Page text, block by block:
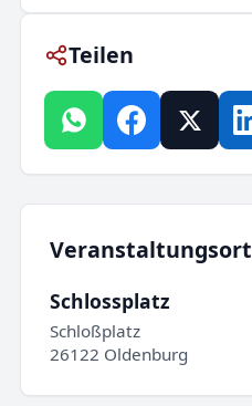
Teilen
Veranstaltungsort
Schlossplatz
Schloßplatz
26122 Oldenburg